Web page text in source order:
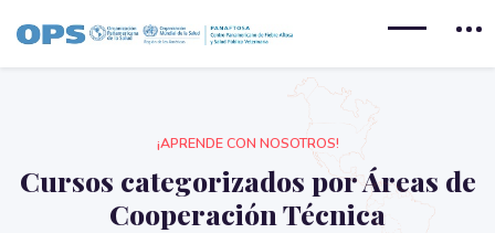
¡APRENDE CON NOSOTROS!
Cursos categorizados por Áreas de
Cooperación Técnica​